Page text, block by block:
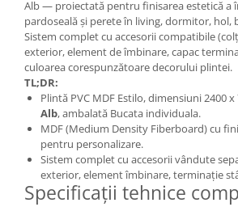
Alb — proiectată pentru finisarea estetică a
pardoseală și perete în living, dormitor, hol,
Sistem complet cu accesorii compatibile
exterior, element de îmbinare, capac
culoarea corespunzătoare decorului plintei.
TL;DR:
Plintă PVC MDF Estilo, dimensiuni 2400
Alb, ambalată Bucata individuala.
MDF (Medium Density Fiberboard) cu
pentru personalizare.
Sistem complet cu accesorii vândute
exterior, element îmbinare, terminație
Specificații tehnice